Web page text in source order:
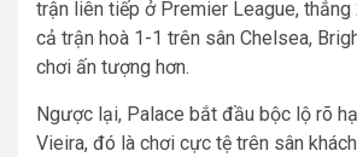
trận liên tiếp ở Premier League,
cả trận hoà 1-1 trên sân Chelsea,
chơi ấn tượng hơn.
Ngược lại, Palace bắt đầu bộc lộ rõ
Vieira, đó là chơi cực tệ trên sân